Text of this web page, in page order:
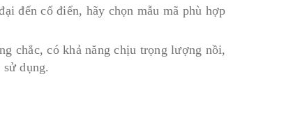
đến cổ điển, hãy chọn mẫu mã phù hợp
chắc, có khả năng chịu trọng lượng nồi,
dụng.